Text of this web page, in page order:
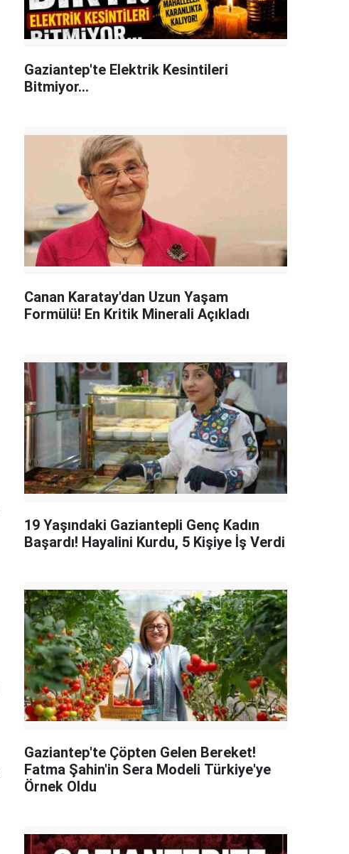
Gaziantep'te Elektrik Kesintileri
Bitmiyor...
Canan Karatay'dan Uzun Yaşam
Formülü! En Kritik Minerali Açıkladı
19 Yaşındaki Gaziantepli Genç Kadın
Başardı! Hayalini Kurdu, 5 Kişiye İş Verdi
Gaziantep'te Çöpten Gelen Bereket!
Fatma Şahin'in Sera Modeli Türkiye'ye
Örnek Oldu